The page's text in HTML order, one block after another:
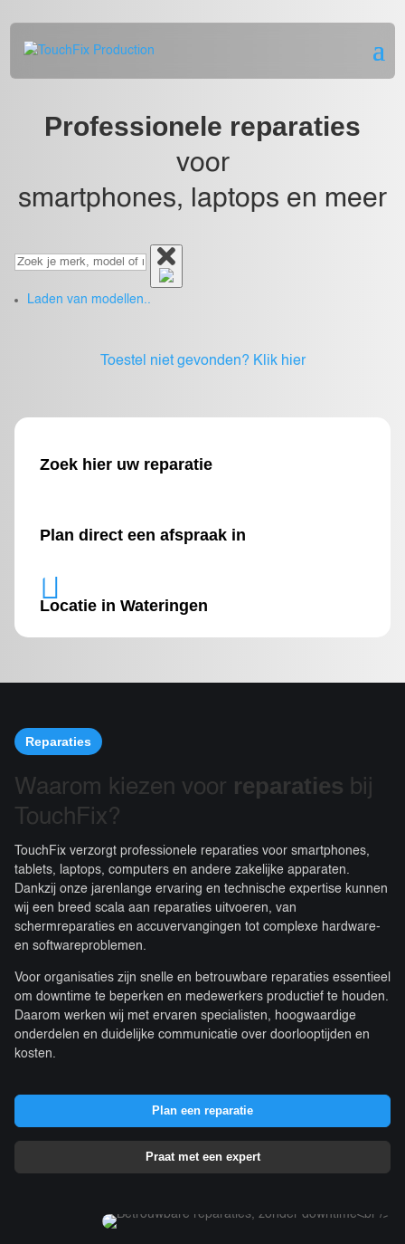
Professionele reparaties
voor
smartphones, laptops en meer
Laden van modellen..
Toestel niet gevonden? Klik hier
Zoek hier uw reparatie
Plan direct een afspraak in

Locatie in Wateringen
Reparaties
Waarom kiezen voor reparaties bij
TouchFix?
TouchFix verzorgt professionele reparaties voor smartphones,
tablets, laptops, computers en andere zakelijke apparaten.
Dankzij onze jarenlange ervaring en technische expertise kunnen
wij een breed scala aan reparaties uitvoeren, van
schermreparaties en accuvervangingen tot complexe hardware-
en softwareproblemen.
Voor organisaties zijn snelle en betrouwbare reparaties essentieel
om downtime te beperken en medewerkers productief te houden.
Daarom werken wij met ervaren specialisten, hoogwaardige
onderdelen en duidelijke communicatie over doorlooptijden en
kosten.
Plan een reparatie
Praat met een expert